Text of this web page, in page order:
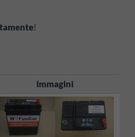
!
immagini